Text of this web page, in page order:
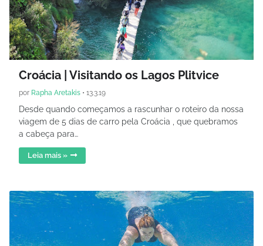
Croácia | Visitando os Lagos Plitvice
por Rapha Aretakis • 13.3.19
Desde quando começamos a rascunhar o roteiro da nossa
viagem de 5 dias de carro pela Croácia , que quebramos
a cabeça para…
Leia mais »